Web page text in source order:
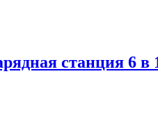
станция 6 в